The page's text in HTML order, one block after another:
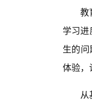
教
学习
生的
体验，
从